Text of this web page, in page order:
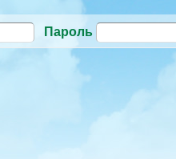
Перейти к
содержанию
Пароль